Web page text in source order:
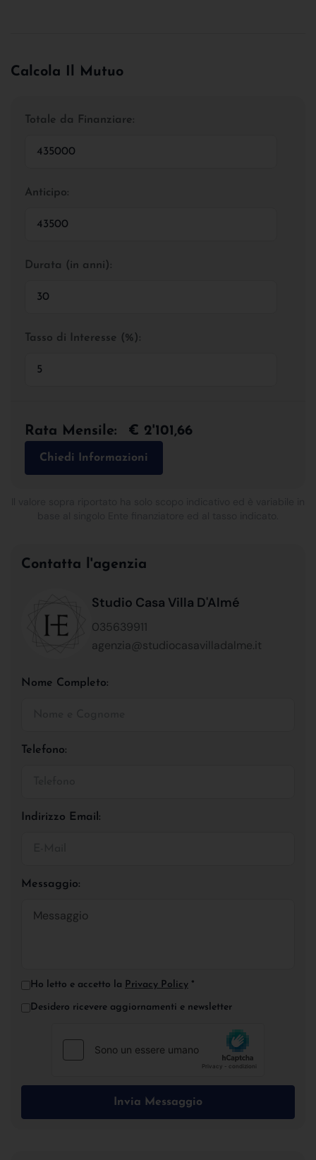
Calcola Il Mutuo
Totale da Finanziare:
Anticipo:
Durata (in anni):
Tasso di Interesse (%):
Rata Mensile: € 2'101,66
Chiedi Informazioni
Contatta l'agenzia
Studio Casa Villa D'Almé
035639911
agenzia@studiocasavilladalme.it
Nome Completo:
Telefono:
Indirizzo Email:
Messaggio:
Ho letto e accetto la Privacy Policy *
Desidero ricevere aggiornamenti e newsletter
Invia Messaggio